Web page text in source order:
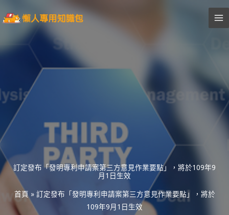
至
要
訂定發布「發明專利申請案第三方意見作業要點」，將於109年9
月1日生效
首頁 » 訂定發布「發明專利申請案第三方意見作業要點」，將於
109年9月1日生效